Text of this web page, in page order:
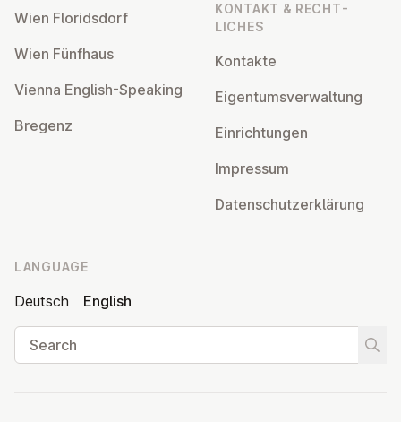
Wien Flor­idsdorf
Wien Fünfhaus
Vienna English-Speaking
Bregenz
KONTAKT & RECHT­
LICHES
Kontakte
Ei­gentums­ver­wal­tung
Ein­rich­tun­gen
Impressum
Datens­chutzerklärung
LANGUAGE
Deutsch
English
Search